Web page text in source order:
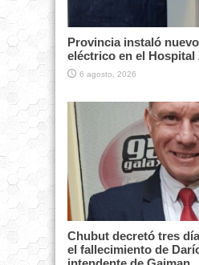
Provincia instaló
eléctrico en el Hospital
6 agosto, 2026
Chubut decretó tres
el fallecimiento de